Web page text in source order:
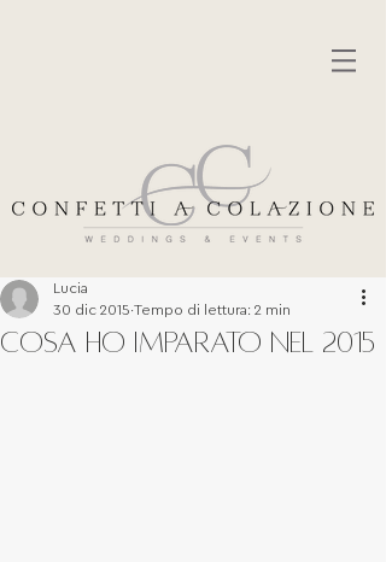
COSA HO IMPARATO NEL 2015
Lucia
30 dic 2015 Tempo di lettura: 2 min